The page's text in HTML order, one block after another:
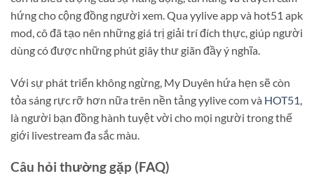
hứng cho cộng đồng người xem. Qua yylive app và hot51 apk
mod, cô đã tạo nên những giá trị giải trí đích thực, giúp người
dùng có được những phút giây thư giãn đầy ý nghĩa.
Với sự phát triển không ngừng, My Duyên hứa hẹn sẽ còn
tỏa sáng rực rỡ hơn nữa trên nền tảng yylive com và HOT51,
là người bạn đồng hành tuyệt vời cho mọi người trong thế
giới livestream đa sắc màu.
Câu hỏi thường gặp (FAQ)